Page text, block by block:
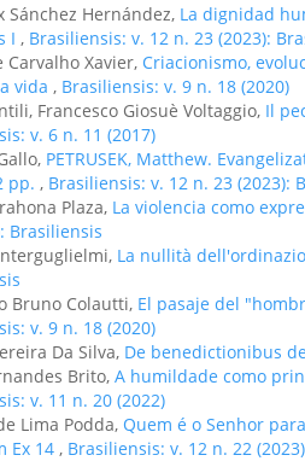
Sánchez Hernández, La dignidad
I , Brasiliensis: v. 12 n. 23 (2023):
Carvalho Xavier, Criacionismo,
vida , Brasiliensis: v. 9 n. 18 (2020)
Francesco Giosuè Voltaggio, Il
v. 6 n. 11 (2017)
PETRUSEK, Matthew.
pp. , Brasiliensis: v. 12 n. 23 (2023):
Plaza, La violencia como
Brasiliensis
La nullità
Bruno Colautti, El pasaje del
v. 9 n. 18 (2020)
Da Silva, De benedictionibus
Brito, A humildade como
v. 11 n. 20 (2022)
Lima Podda, Quem é o Senhor
Ex 14 , Brasiliensis: v. 12 n. 22